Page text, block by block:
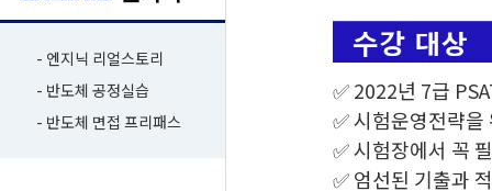
- 엔지닉 리얼스토리
- 반도체 공정실습
- 반도체 면접 프리패스
✅ 2022년 7급
✅ 시험운영전략
✅ 시험장에서 꼭
✅ 엄선된 기출과